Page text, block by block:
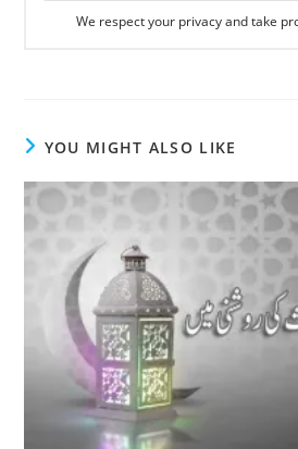
We respect your privacy and take
YOU MIGHT ALSO LIKE